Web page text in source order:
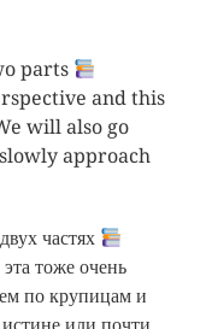
parts
and this
will also go
approach
частях
тоже очень
по крупицам и